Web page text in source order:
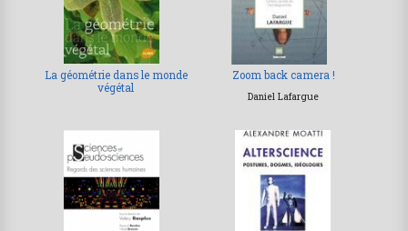
La géométrie dans le monde
végétal
Zoom back camera !
Daniel Lafargue